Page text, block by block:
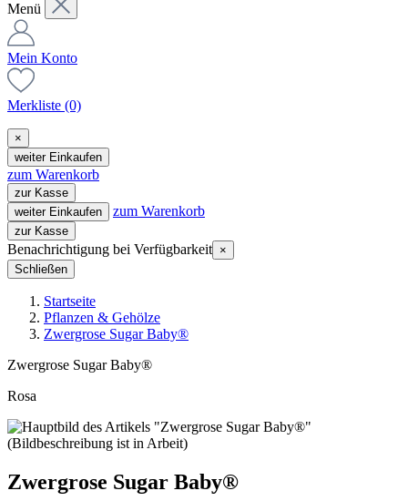
Menü
Mein Konto
Merkliste (0)
×
weiter Einkaufen
zum Warenkorb
zur Kasse
weiter Einkaufen
zum Warenkorb
zur Kasse
Benachrichtigung bei Verfügbarkeit ×
Schließen
Startseite
Pflanzen & Gehölze
Zwergrose Sugar Baby®
Zwergrose Sugar Baby®
Rosa
Zwergrose Sugar Baby®